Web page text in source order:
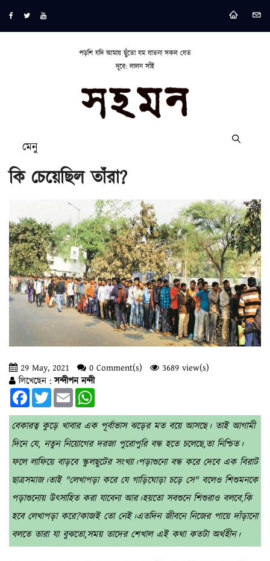
পড়শি যদি আমায় ছুঁতো যম যাতনা সকল যেত
দূরে: লালন সাঁই
মেনু
কি চেয়েছিল তাঁরা?
29 May, 2021 0 Comment(s)
3689 view(s)
লিখেছেন :সন্দীপন নন্দী
FacebookTwitterEmail
বেকারত্ব কুড়ে খাবার এক পূর্বাভাস ঝড়ের মত বয়ে আসছে। তাই আগামী
দিনে যে, নতুন নিয়োগের দরজা পুরোপুরি বন্ধ হতে চলেছে,তা নিশ্চিত।
ফলে লাফিয়ে বাড়বে স্কুলছুটের সংখ‍্যা।পড়াশুনো বন্ধ করে দেবে এক বিরাট
ছাত্রসমাজ।তাই "লেখাপড়া করে যে গাড়িঘোড়া চড়ে সে" বলেও শিশুমনকে
পড়াশুনোয় উৎসাহিত করা যাবেনা আর।হয়তো সবশুনে শিশুরাও বলবে,কি
হবে লেখাপড়া করে?কাজই তো নেই।এতদিন জীবনে নিজের পায়ে দাঁড়ানো
বলতে তারা যা বুঝতো,সময় তাদের শেখাল এই কথা কতটা অর্থহীন।